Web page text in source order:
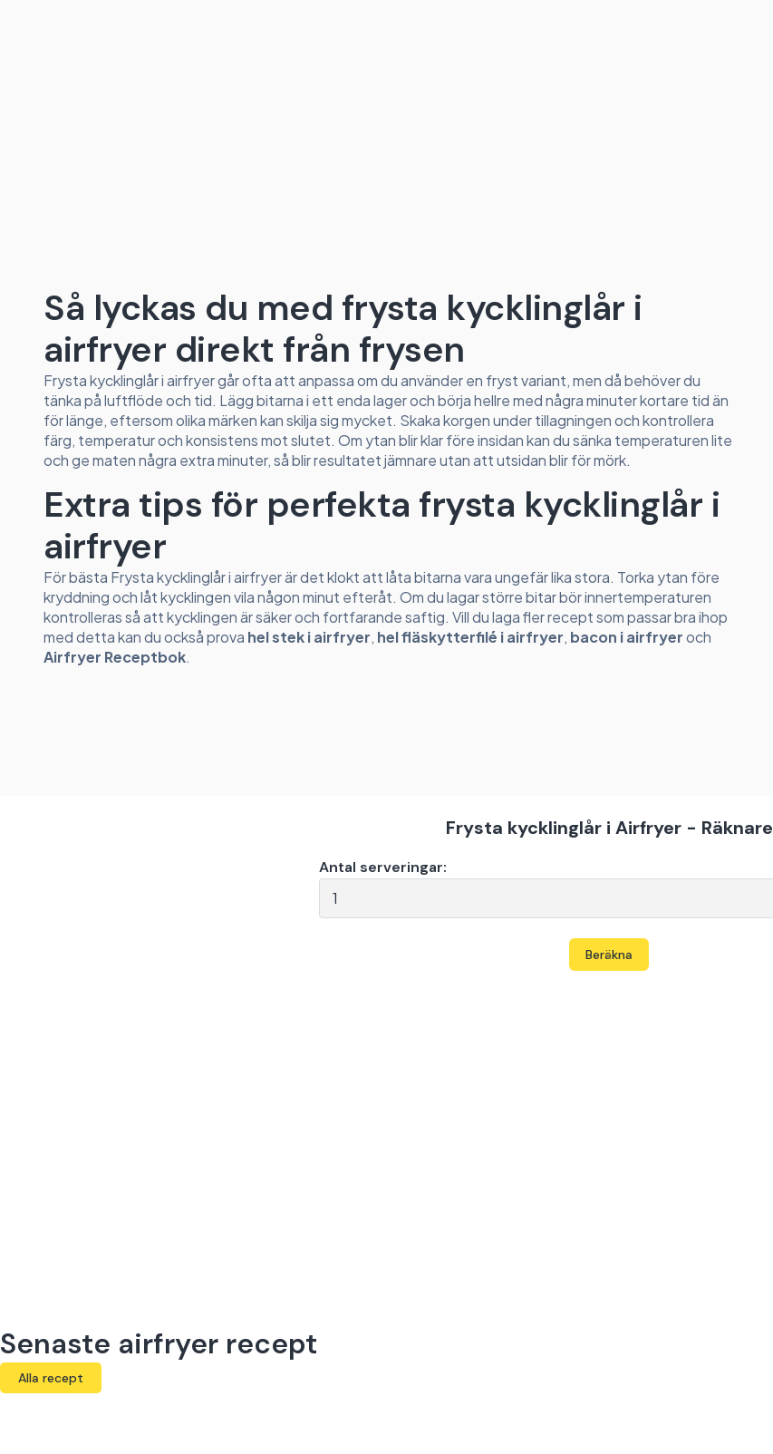
Så lyckas du med frysta kycklinglår i
airfryer direkt från frysen
Frysta kycklinglår i airfryer går ofta att anpassa om du använder en fryst variant, men då behöver du
tänka på luftflöde och tid. Lägg bitarna i ett enda lager och börja hellre med några minuter kortare tid än
för länge, eftersom olika märken kan skilja sig mycket. Skaka korgen under tillagningen och kontrollera
färg, temperatur och konsistens mot slutet. Om ytan blir klar före insidan kan du sänka temperaturen lite
och ge maten några extra minuter, så blir resultatet jämnare utan att utsidan blir för mörk.
Extra tips för perfekta frysta kycklinglår i
airfryer
För bästa Frysta kycklinglår i airfryer är det klokt att låta bitarna vara ungefär lika stora. Torka ytan före
kryddning och låt kycklingen vila någon minut efteråt. Om du lagar större bitar bör innertemperaturen
kontrolleras så att kycklingen är säker och fortfarande saftig. Vill du laga fler recept som passar bra ihop
med detta kan du också prova hel stek i airfryer, hel fläskytterfilé i airfryer, bacon i airfryeroch
Airfryer Receptbok.
Frysta kycklinglår i Airfryer - Räknare
Antal serveringar:
Beräkna
Senaste airfryer recept
Alla recept